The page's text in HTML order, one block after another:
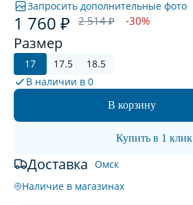
Запросить дополнительные фото
1 760 ₽ 2 514 ₽ -30%
Размер
17 17.5
18.5
В наличии в 0
В корзину
Купить в 1 клик
Доставка Омск
Наличие в магазинах